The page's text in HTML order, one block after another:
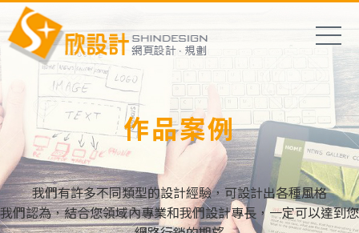
作品案例
我們有許多不同類型的設計經驗，可設計出各種風格
我們認為，結合您領域內專業和我們設計專長，一定可以達到您